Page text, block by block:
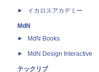
イカロスアカデミー
MdN
MdN Books
MdN Design Interactive
テックリブ